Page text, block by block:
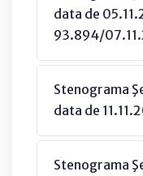
data de
93.894/
Stenograma
data de
Stenograma